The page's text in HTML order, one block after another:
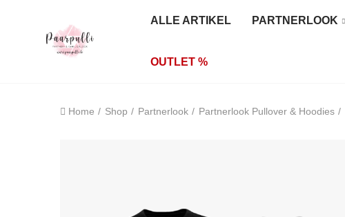
ALLE ARTIKEL PARTNERLOOK
OUTLET %
Home Shop Partnerlook Partnerlook Pullover & Hoodies